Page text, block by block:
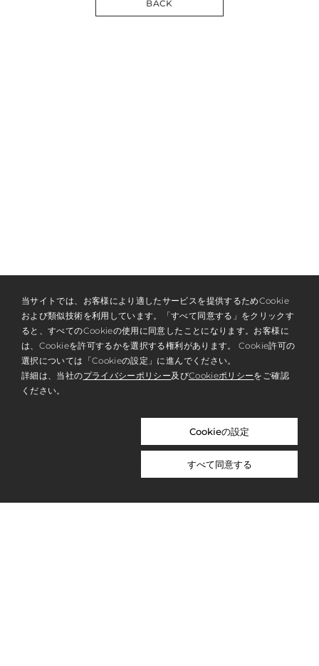
BACK
NEWSLETTER & MEMBERSHIP
REGISTER
当サイトでは、お客様により適したサービスを提供するためCookie
および類似技術を利用しています。「すべて同意する」をクリックす
ると、すべてのCookieの使用に同意したことになります。お客様に
は、Cookieを許可するかを選択する権利があります。 Cookie許可の
選択については「Cookieの設定」に進んでください。
詳細は、当社のプライバシーポリシー及びCookieポリシーをご確認
ください。
Cookieの設定
すべて同意する